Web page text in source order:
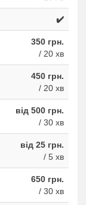
✔️
350 грн.
/ 20 хв
450 грн.
/ 20 хв
від 500 грн.
/ 30 хв
від 25 грн.
/ 5 хв
650 грн.
/ 30 хв